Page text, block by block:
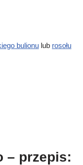
bulionu lub rosołu
– przepis: